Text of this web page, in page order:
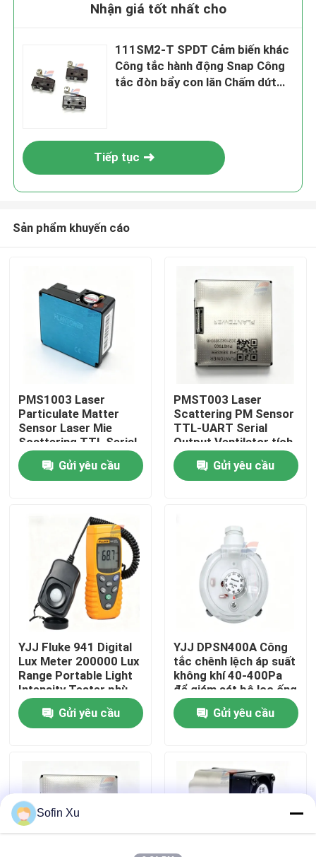
Nhà
Trình diễn VR
Về chúng tôi
Chuyến tham quan nhà máy
Kiểm soát chất lượng
Liên hệ với chúng tôi
Các vụ án
Nhận giá tốt nhất cho
111SM2-T SPDT Cảm biến khác
Công tắc hành động Snap Công
tắc đòn bẩy con lăn Chấm dứt
Tiếp tục
Sản phẩm khuyến cáo
PMS1003 Laser
Particulate Matter
Sensor Laser Mie
Scattering TTL Serial
Output
Gửi yêu cầu
PMST003 Laser
Scattering PM Sensor
TTL-UART Serial
Output Ventilator tích
hợp
Gửi yêu cầu
YJJ Fluke 941 Digital
Lux Meter 200000 Lux
Range Portable Light
Intensity Tester phù
hợp
Gửi yêu cầu
YJJ DPSN400A Công
tắc chênh lệch áp suất
không khí 40-400Pa
để giám sát bộ lọc ống
gió HVAC
Gửi yêu cầu
Sofin Xu